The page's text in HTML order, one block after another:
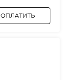
ОПЛАТИТЬ